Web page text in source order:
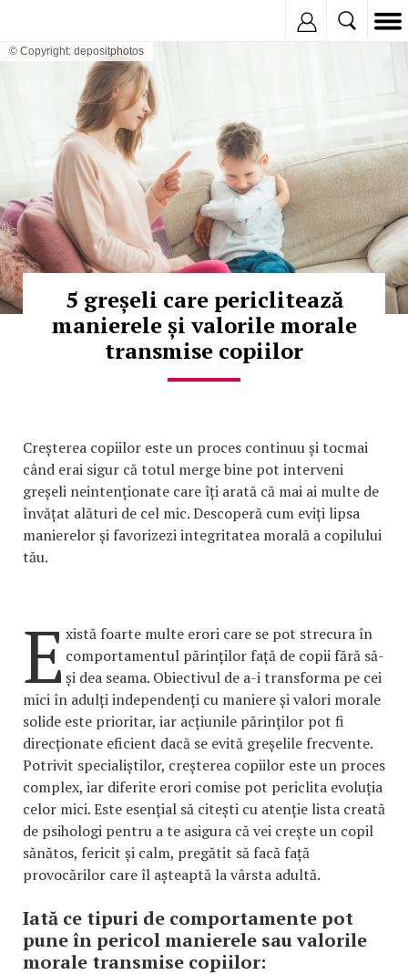
© Copyright: depositphotos
5 greșeli care periclitează
manierele și valorile morale
transmise copiilor
Creșterea copiilor este un proces continuu și tocmai
când erai sigur că totul merge bine pot interveni
greșeli neintenționate care îți arată că mai ai multe de
învățat alături de cel mic. Descoperă cum eviți lipsa
manierelor și favorizezi integritatea morală a copilului
tău.
E xistă foarte multe erori care se pot strecura în
comportamentul părinților față de copii fără să-
și dea seama. Obiectivul de a-i transforma pe cei
mici în adulți independenți cu maniere și valori morale
solide este prioritar, iar acțiunile părinților pot fi
direcționate eficient dacă se evită greșelile frecvente.
Potrivit specialiștilor, creșterea copiilor este un proces
complex, iar diferite erori comise pot periclita evoluția
celor mici. Este esențial să citești cu atenție lista creată
de psihologi pentru a te asigura că vei crește un copil
sănătos, fericit și calm, pregătit să facă față
provocărilor care îl așteaptă la vârsta adultă.
Iată ce tipuri de comportamente pot
pune în pericol manierele sau valorile
morale transmise copiilor: